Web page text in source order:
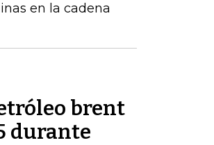
en la cadena
brent
durante